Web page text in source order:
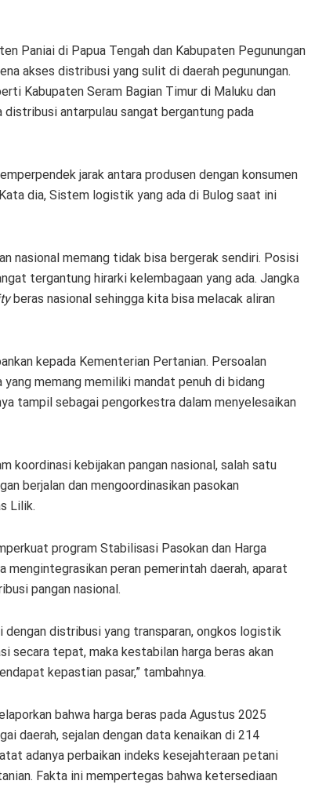
Paniai di Papua Tengah dan Kabupaten Pegunungan
akses distribusi yang sulit di daerah pegunungan.
Kabupaten Seram Bagian Timur di Maluku dan
distribusi antarpulau sangat bergantung pada
jarak antara produsen dengan konsumen
dia, Sistem logistik yang ada di Bulog saat ini
nasional memang tidak bisa bergerak sendiri. Posisi
tergantung hirarki kelembagaan yang ada. Jangka
beras nasional sehingga kita bisa melacak aliran
kepada Kementerian Pertanian. Persoalan
memang memiliki mandat penuh di bidang
tampil sebagai pengorkestra dalam menyelesaikan
koordinasi kebijakan pangan nasional, salah satu
berjalan dan mengoordinasikan pasokan
Lilik.
program Stabilisasi Pasokan dan Harga
mengintegrasikan peran pemerintah daerah, aparat
pangan nasional.
distribusi yang transparan, ongkos logistik
secara tepat, maka kestabilan harga beras akan
kepastian pasar,” tambahnya.
bahwa harga beras pada Agustus 2025
daerah, sejalan dengan data kenaikan di 214
adanya perbaikan indeks kesejahteraan petani
Fakta ini mempertegas bahwa ketersediaan